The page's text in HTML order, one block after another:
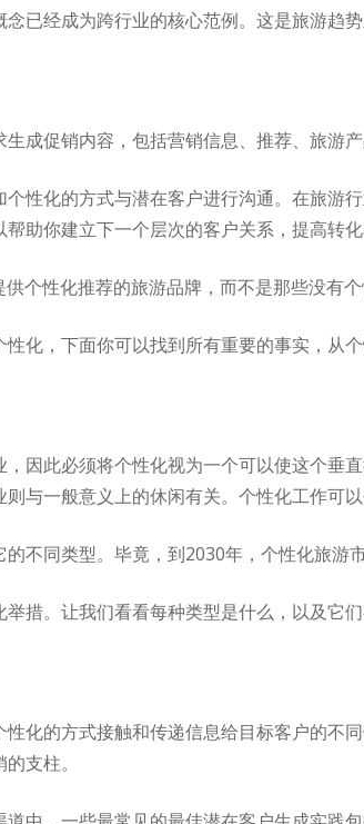
已经成为跨行业的核心范例。这是旅游趋
成促销内容，包括营销信息、推荐、旅游产
性化的方式与潜在客户进行沟通。在旅游
助你建立下一个层次的客户关系，提高转化
个性化推荐的旅游品牌，而不是那些没有个
化，下面你可以找到所有重要的事实，从
因此必须将个性化视为一个可以使这个垂
与一般意义上的休闲有关。个性化工作可以
不同类型。毕竟，到2030年，个性化旅游
措。让我们看看每种类型是什么，以及它们
化的方式接触和传递信息给目标客户的不
支柱。